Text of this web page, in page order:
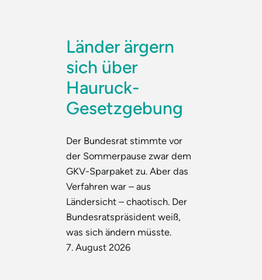
Länder ärgern
sich über
Hauruck-
Gesetzgebung
Der Bundesrat stimmte vor
der Sommerpause zwar dem
GKV-Sparpaket zu. Aber das
Verfahren war – aus
Ländersicht – chaotisch. Der
Bundesratspräsident weiß,
was sich ändern müsste.
7. August 2026